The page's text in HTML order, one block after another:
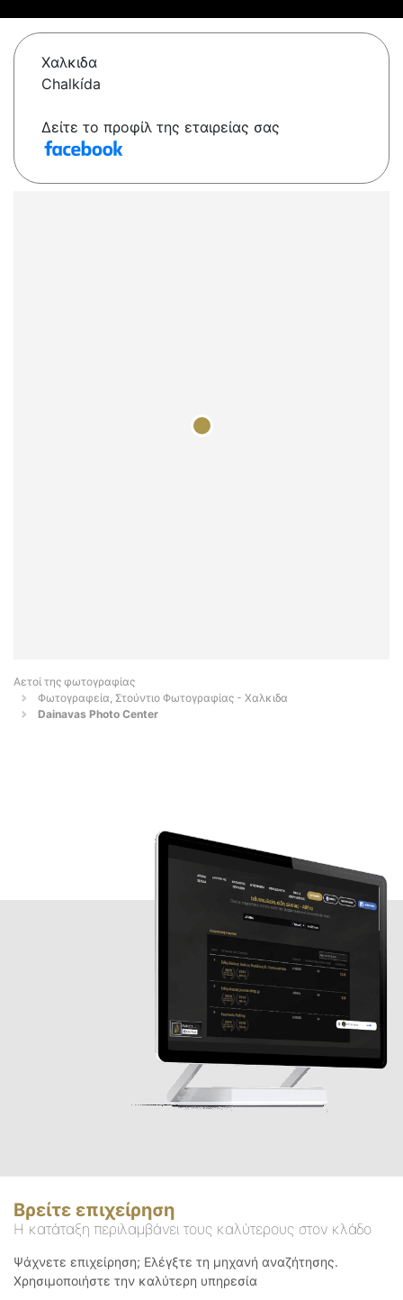
Χαλκιδα
Chalkída
Δείτε το προφίλ της εταιρείας σας
Αετοί της φωτογραφίας
Φωτογραφεία, Στούντιο Φωτογραφίας - Χαλκιδα
Dainavas Photo Center
Βρείτε επιχείρηση
Η κατάταξη περιλαμβάνει τους καλύτερους στον κλάδο
Ψάχνετε επιχείρηση; Ελέγξτε τη μηχανή αναζήτησης.
Χρησιμοποιήστε την καλύτερη υπηρεσία